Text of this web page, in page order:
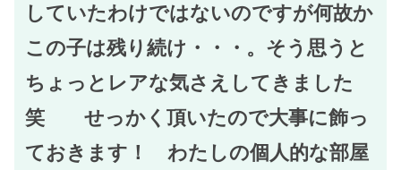
していたわけではないのですが何故か
この子は残り続け・・・。そう思うと
ちょっとレアな気さえしてきました
笑 せっかく頂いたので大事に飾っ
ておきます！ わたしの個人的な部屋